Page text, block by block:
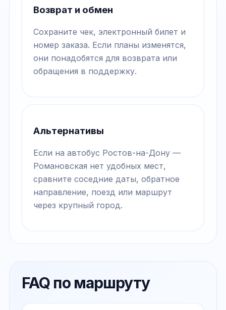
Возврат и обмен
Сохраните чек, электронный билет и
номер заказа. Если планы изменятся,
они понадобятся для возврата или
обращения в поддержку.
Альтернативы
Если на автобус Ростов-на-Дону —
Романовская нет удобных мест,
сравните соседние даты, обратное
направление, поезд или маршрут
через крупный город.
FAQ по маршруту